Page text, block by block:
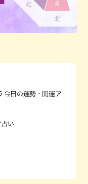
今日の運勢・開運ア
い